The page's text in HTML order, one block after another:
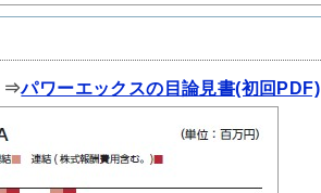
⇒パワーエックスの目論見書(初回PDF)